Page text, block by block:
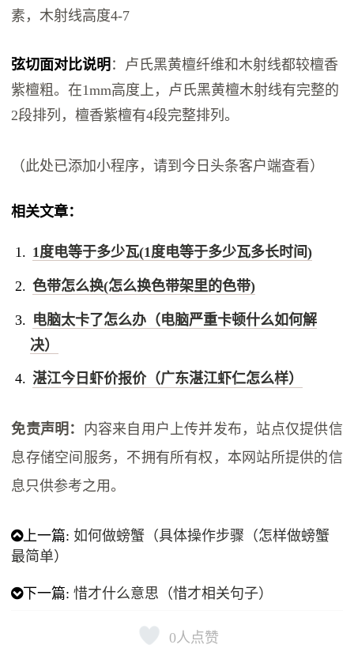
素，木射线高度4-7
弦切面对比说明 ：卢氏黑黄檀纤维和木射线都较檀香
紫檀粗。在1mm高度上，卢氏黑黄檀木射线有完整的
2段排列，檀香紫檀有4段完整排列。
（此处已添加小程序，请到今日头条客户端查看）
相关文章：
1度电等于多少瓦(1度电等于多少瓦多长时间)
色带怎么换(怎么换色带架里的色带)
电脑太卡了怎么办（电脑严重卡顿什么如何解
决）
湛江今日虾价报价（广东湛江虾仁怎么样）
免责声明： 内容来自用户上传并发布，站点仅提供信
息存储空间服务，不拥有所有权，本网站所提供的信
息只供参考之用。
上一篇:如何做螃蟹（具体操作步骤（怎样做螃蟹
最简单）
下一篇:惜才什么意思（惜才相关句子）
0 人点赞